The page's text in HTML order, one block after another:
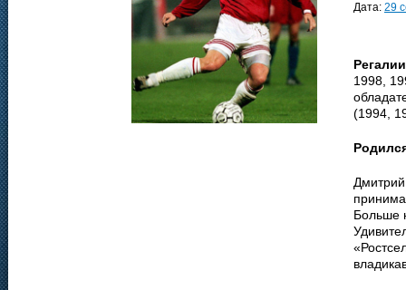
Дата: 29
1998,
(1994,
Больше